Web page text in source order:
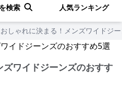
検索 人気ランキング
おしゃれに決まる！メンズワイドジ